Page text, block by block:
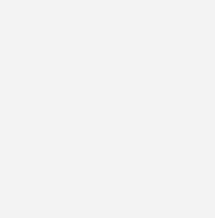
Ab einer gewissen Anzahl von
definitiv kostengünstiger, weil
ins Gewicht fällt.
gleich. Deshalb
lediglich die Arbeitsschritte
die Arbeiten unterscheiden. Nicht
Beispiel die Bereitstellung der
und Teile sowie das
Bei der Einzel­aufhängung